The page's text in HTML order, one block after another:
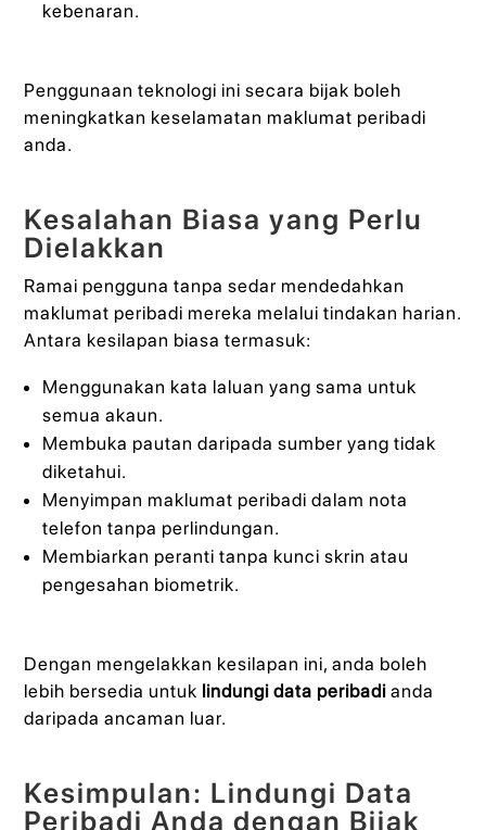
kebenaran.
Penggunaan teknologi ini secara bijak boleh
meningkatkan keselamatan maklumat peribadi
anda.
Kesalahan Biasa yang Perlu
Dielakkan
Ramai pengguna tanpa sedar mendedahkan
maklumat peribadi mereka melalui tindakan harian.
Antara kesilapan biasa termasuk:
Menggunakan kata laluan yang sama untuk
semua akaun.
Membuka pautan daripada sumber yang tidak
diketahui.
Menyimpan maklumat peribadi dalam nota
telefon tanpa perlindungan.
Membiarkan peranti tanpa kunci skrin atau
pengesahan biometrik.
Dengan mengelakkan kesilapan ini, anda boleh
lebih bersedia untuk lindungi data peribadi anda
daripada ancaman luar.
Kesimpulan: Lindungi Data
Peribadi Anda dengan Bijak